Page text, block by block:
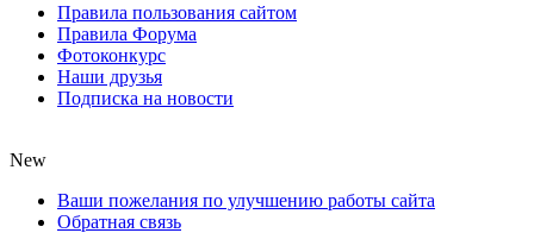
Правила пользования сайтом
Правила Форума
Фотоконкурс
Наши друзья
Подписка на новости
New
Ваши пожелания по улучшению работы сайта
Обратная связь